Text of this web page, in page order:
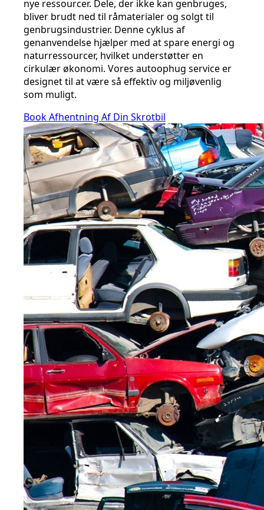
nye ressourcer. Dele, der ikke kan genbruges,
bliver brudt ned til råmaterialer og solgt til
genbrugsindustrier. Denne cyklus af
genanvendelse hjælper med at spare energi og
naturressourcer, hvilket understøtter en
cirkulær økonomi. Vores autoophug service er
designet til at være så effektiv og miljøvenlig
som muligt.
Book Afhentning Af Din Skrotbil